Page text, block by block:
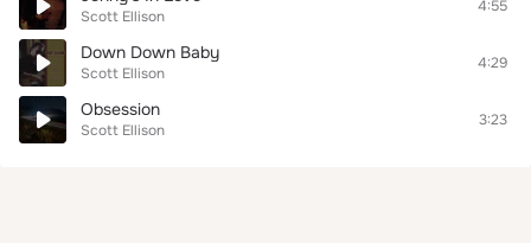
Scott Ellison
4:55
Down Down Baby
Scott Ellison
4:29
Obsession
Scott Ellison
3:23